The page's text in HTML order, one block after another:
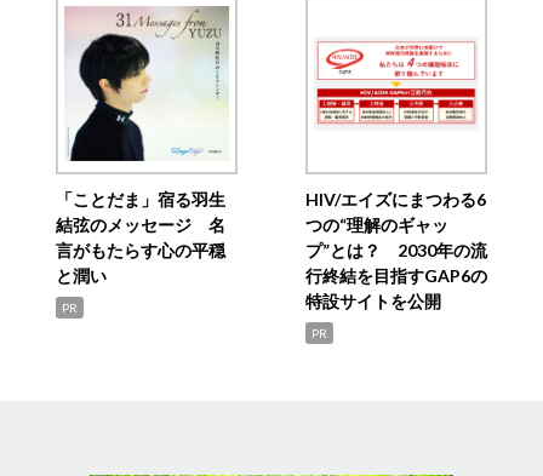
「ことだま」宿る羽生
結弦のメッセージ 名
言がもたらす心の平穏
と潤い
PR
HIV/エイズにまつわる6
つの“理解のギャッ
プ”とは？ 2030年の流
行終結を目指すGAP6の
特設サイトを公開
PR